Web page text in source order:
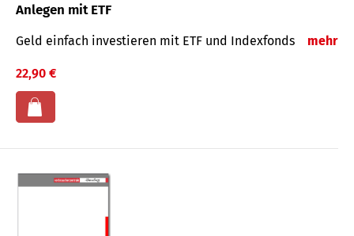
Anlegen mit ETF
Geld einfach investieren mit ETF und Indexfonds mehr
22,90 €